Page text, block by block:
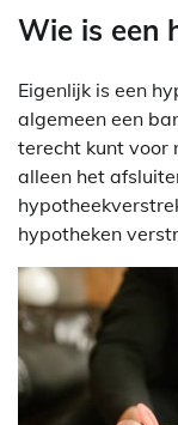
Wie is een
Eigenlijk is een
algemeen een
terecht kunt voor
alleen het
hypotheken